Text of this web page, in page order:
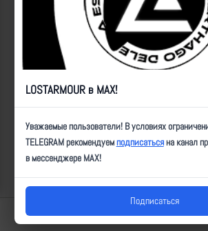
Lostarmour | Carthago Delenda Est | 2014-
LOSTARMOUR в MAX!
Уважаемые пользователи! В условиях
TELEGRAM рекомендуемподписатьсяна канал
в мессенджере MAX!
Подписаться